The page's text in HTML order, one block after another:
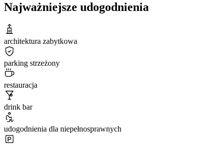
Najważniejsze udogodnienia
architektura zabytkowa
parking strzeżony
restauracja
drink bar
udogodnienia dla niepełnosprawnych